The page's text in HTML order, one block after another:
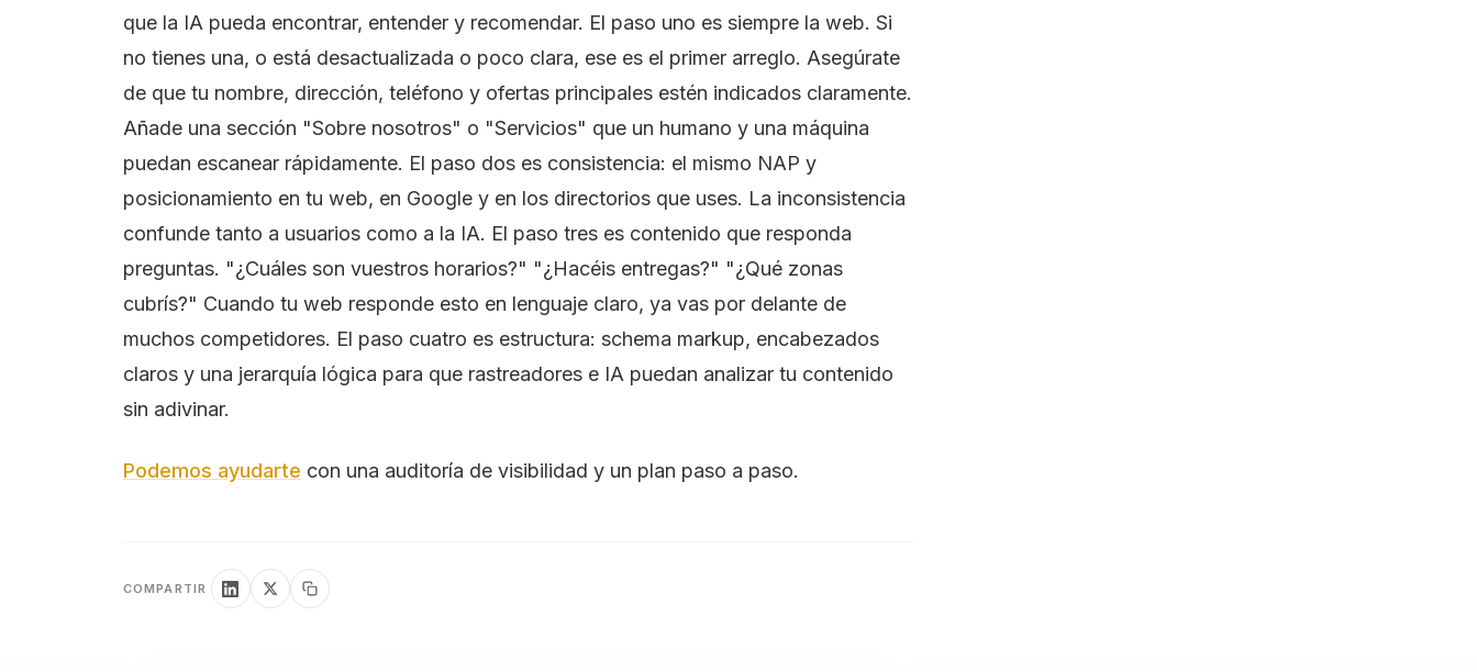
que la IA pueda encontrar, entender y recomendar. El paso uno es siempre la web. Si
no tienes una, o está desactualizada o poco clara, ese es el primer arreglo. Asegúrate
de que tu nombre, dirección, teléfono y ofertas principales estén indicados claramente.
Añade una sección "Sobre nosotros" o "Servicios" que un humano y una máquina
puedan escanear rápidamente. El paso dos es consistencia: el mismo NAP y
posicionamiento en tu web, en Google y en los directorios que uses. La inconsistencia
confunde tanto a usuarios como a la IA. El paso tres es contenido que responda
preguntas. "¿Cuáles son vuestros horarios?" "¿Hacéis entregas?" "¿Qué zonas
cubrís?" Cuando tu web responde esto en lenguaje claro, ya vas por delante de
muchos competidores. El paso cuatro es estructura: schema markup, encabezados
claros y una jerarquía lógica para que rastreadores e IA puedan analizar tu contenido
sin adivinar.
Podemos ayudarte con una auditoría de visibilidad y un plan paso a paso.
COMPARTIR